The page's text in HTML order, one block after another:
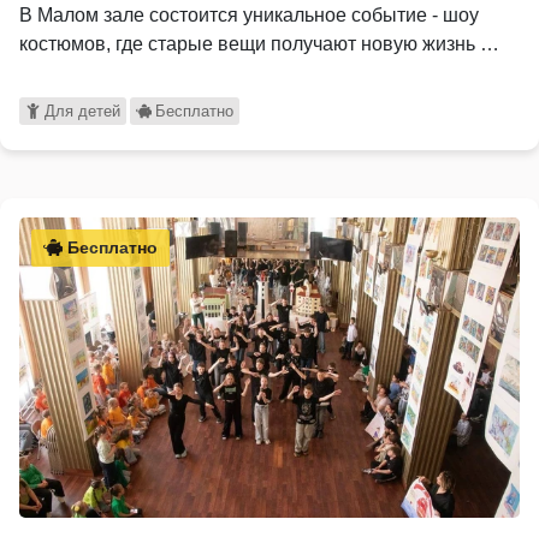
В Малом зале состоится уникальное событие - шоу
костюмов, где старые вещи получают новую жизнь …
Для детей Бесплатно
Бесплатно